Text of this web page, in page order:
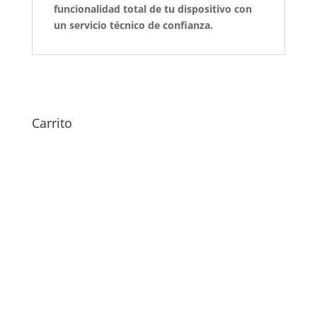
funcionalidad total de tu dispositivo con
un servicio técnico de confianza.
Carrito